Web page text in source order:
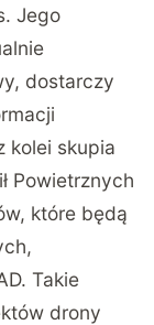
Jego
dostarczy
kolei skupia
Powietrznych
które będą
Takie
drony